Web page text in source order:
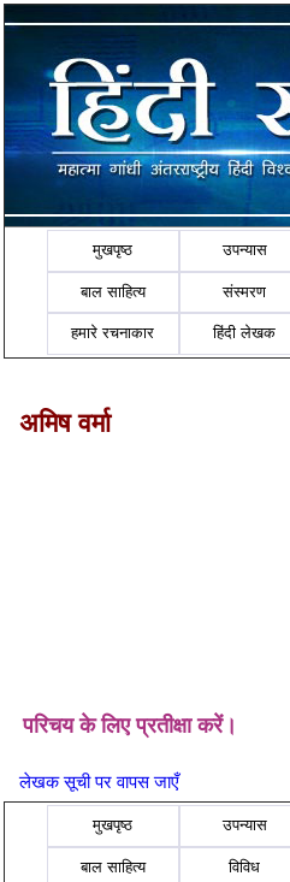
मुखपृष्ठ उपन्यास
बाल साहित्य संस्मरण
हमारे रचनाकार हिंदी लेखक
अमिष वर्मा
परिचय के लिए प्रतीक्षा करें।
लेखक सूची पर वापस जाएँ
मुखपृष्ठ उपन्यास
बाल साहित्य विविध